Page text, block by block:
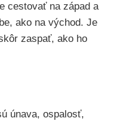
cestovať na západ a
ako na východ. Je
zaspať, ako ho
únava, ospalosť,